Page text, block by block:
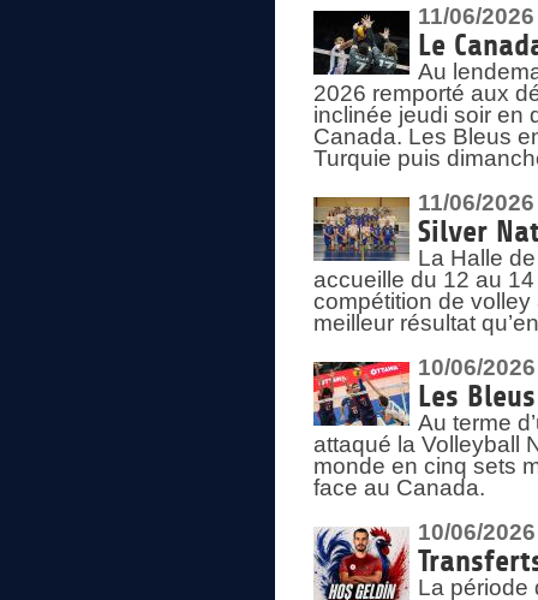
11/06/2026
Le
Au
2026 remporté aux
inclinée jeudi soir en
Canada. Les Bleus
Turquie puis
11/06/2026
Silver
La Halle
accueille du 12 au
compétition de
meilleur résultat
10/06/2026
Les
Au terme
attaqué la Volleyball
monde en cinq sets
face au Canada.
10/06/2026
La période